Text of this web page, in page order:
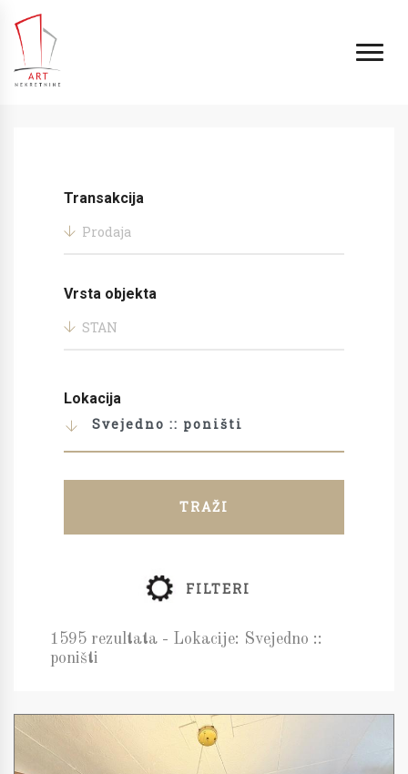
Transakcija
Prodaja
Vrsta objekta
STAN
Lokacija
Svejedno :: poništi
TRAŽI
FILTERI
1595 rezultata - Lokacije: Svejedno ::
poništi